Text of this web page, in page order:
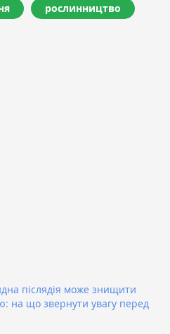
рослинництво
післядія може знищити
на що звернути увагу перед